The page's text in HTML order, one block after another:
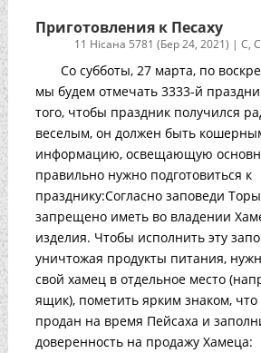
Приготовления к Песаху
11 Нісана 5781 (Бер 24, 2021) |С,
Со субботы, 27 марта, по
мы будем отмечать 3333-й
того, чтобы праздник получился
веселым, он должен быть
информацию, освещающую
правильно нужно подготовиться к
празднику:Согласно заповеди
запрещено иметь во владении
изделия. Чтобы исполнить эту
уничтожая продукты питания,
свой хамец в отдельное место
ящик), пометить ярким знаком, что
продан на время Пейсаха и
доверенность на продажу Хамеца: